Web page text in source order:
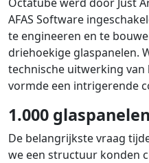
AFAS Software
te engineeren en te
driehoekige glaspanelen.
technische uitwerking
vormde een intrigerende
1.000
De belangrijkste vraag
we een structuur konden